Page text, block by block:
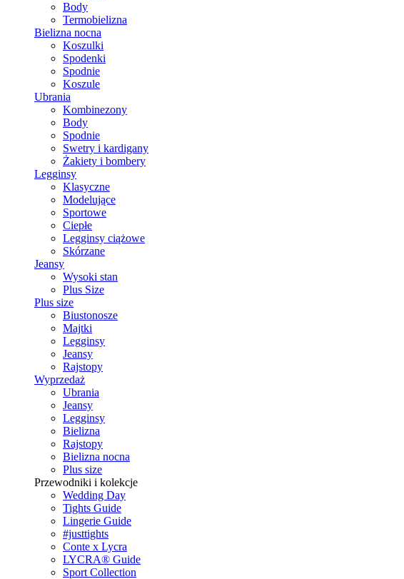
Body
Termobielizna
Bielizna nocna
Koszulki
Spodenki
Spodnie
Koszule
Ubrania
Kombinezony
Body
Spodnie
Swetry i kardigany
Żakiety i bombery
Legginsy
Klasyczne
Modelujące
Sportowe
Ciepłe
Legginsy ciążowe
Skórzane
Jeansy
Wysoki stan
Plus Size
Plus size
Biustonosze
Majtki
Legginsy
Jeansy
Rajstopy
Wyprzedaż
Ubrania
Jeansy
Legginsy
Bielizna
Rajstopy
Bielizna nocna
Plus size
Przewodniki i kolekcje
Wedding Day
Tights Guide
Lingerie Guide
#justtights
Conte x Lycra
LYCRA® Guide
Sport Сollection